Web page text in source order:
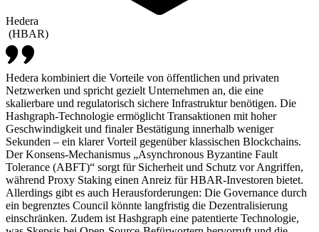
Hedera
(HBAR)
Hedera kombiniert die Vorteile von öffentlichen und privaten
Netzwerken und spricht gezielt Unternehmen an, die eine
skalierbare und regulatorisch sichere Infrastruktur benötigen. Die
Hashgraph-Technologie ermöglicht Transaktionen mit hoher
Geschwindigkeit und finaler Bestätigung innerhalb weniger
Sekunden – ein klarer Vorteil gegenüber klassischen Blockchains.
Der Konsens-Mechanismus „Asynchronous Byzantine Fault
Tolerance (ABFT)“ sorgt für Sicherheit und Schutz vor Angriffen,
während Proxy Staking einen Anreiz für HBAR-Investoren bietet.
Allerdings gibt es auch Herausforderungen: Die Governance durch
ein begrenztes Council könnte langfristig die Dezentralisierung
einschränken. Zudem ist Hashgraph eine patentierte Technologie,